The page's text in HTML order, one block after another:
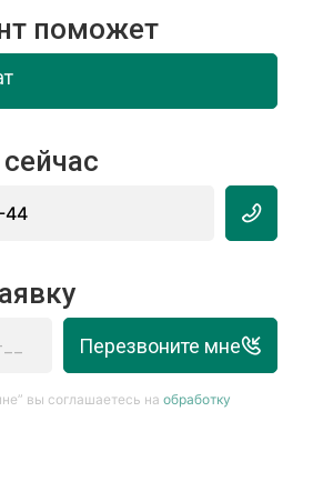
поможет
44
Перезвоните мне
вы соглашаетесь наобработку